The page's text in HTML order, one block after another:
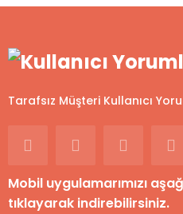
Tarafsız Müşteri Kullanıcı
Mobil uygulamarımızı
tıklayarak indirebilirsiniz.